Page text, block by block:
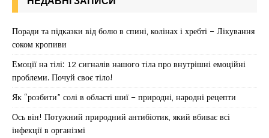
Поради та підказки від болю в спині, колінах і хребті – Лікування
соком кропиви
Емоції на тілі: 12 сигналів нашого тіла про внутрішні емоційні
проблеми. Почуй своє тіло!
Як “розбити” солі в області шиї – природні, народні рецепти
Ось він! Потужний природний антибіотик, який вбиває всі
інфекції в організмі